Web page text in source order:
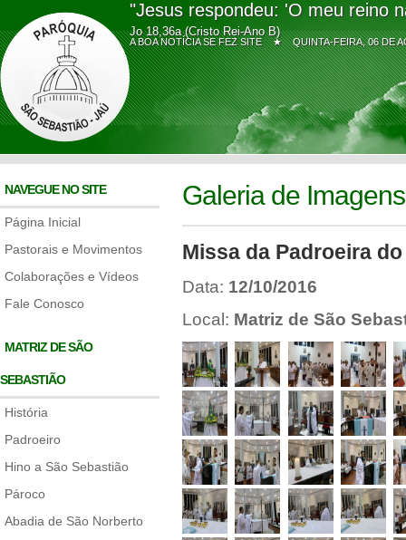
"Jesus respondeu: 'O meu reino
Jo 18,36a (Cristo Rei-Ano B)
A BOA NOTÍCIA SE FEZ SITE ★QUINTA-FEIRA, 06 DE
NAVEGUE NO SITE
Página Inicial
Pastorais e Movimentos
Colaborações e Vídeos
Fale Conosco
MATRIZ DE SÃO
SEBASTIÃO
História
Padroeiro
Hino a São Sebastião
Pároco
Abadia de São Norberto
Galeria de Imagens
Missa da Padroeira
Data: 12/10/2016
Local: Matriz de São